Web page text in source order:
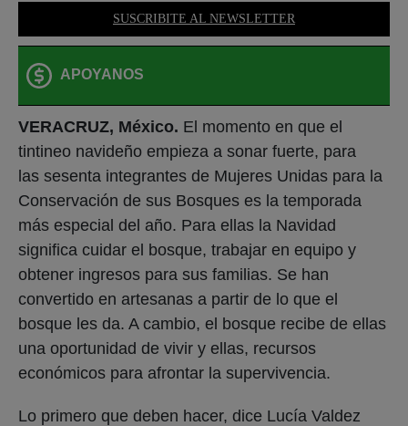
SUSCRIBITE AL NEWSLETTER
APOYANOS
VERACRUZ, México. El momento en que el
tintineo navideño empieza a sonar fuerte, para
las sesenta integrantes de Mujeres Unidas para la
Conservación de sus Bosques es la temporada
más especial del año. Para ellas la Navidad
significa cuidar el bosque, trabajar en equipo y
obtener ingresos para sus familias. Se han
convertido en artesanas a partir de lo que el
bosque les da. A cambio, el bosque recibe de ellas
una oportunidad de vivir y ellas, recursos
económicos para afrontar la supervivencia.
Lo primero que deben hacer, dice Lucía Valdez